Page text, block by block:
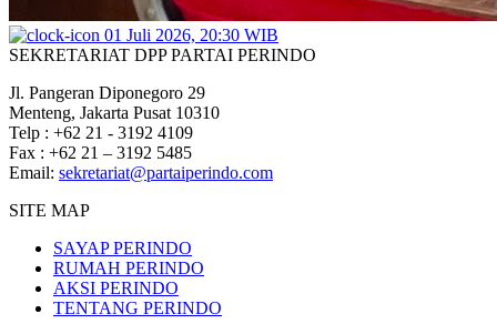
01 Juli 2026, 20:30 WIB
SEKRETARIAT DPP PARTAI PERINDO
Jl. Pangeran Diponegoro 29
Menteng, Jakarta Pusat 10310
Telp : +62 21 - 3192 4109
Fax : +62 21 – 3192 5485
Email: sekretariat@partaiperindo.com
SITE MAP
SAYAP PERINDO
RUMAH PERINDO
AKSI PERINDO
TENTANG PERINDO